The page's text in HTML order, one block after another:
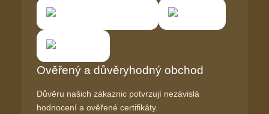
Ověřený a důvěryhodný obchod
Důvěru našich zákaznic potvrzují nezávislá
hodnocení a ověřené certifikáty.